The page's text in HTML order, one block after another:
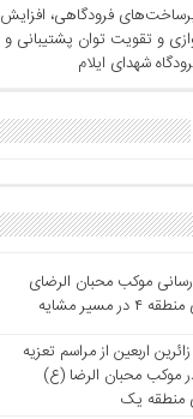
فرودگاهی، افزایش
و تقویت توان پشتیبانی و
شهدای ایلام
موکب محبان الرضای
مسیر مشایه
اربعین از مراسم تعزیه
موکب محبان الرضا (ع)
منطقه یک